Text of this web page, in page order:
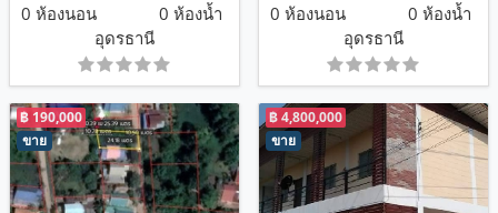
0 ห้องนอน
0 ห้องน้ำ
อุดรธานี
0 ห้องนอน
0 ห้องน้ำ
อุดรธานี
ขาย
฿ 190,000
ขาย
฿ 4,800,000